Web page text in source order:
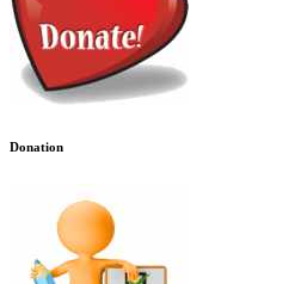
Donation